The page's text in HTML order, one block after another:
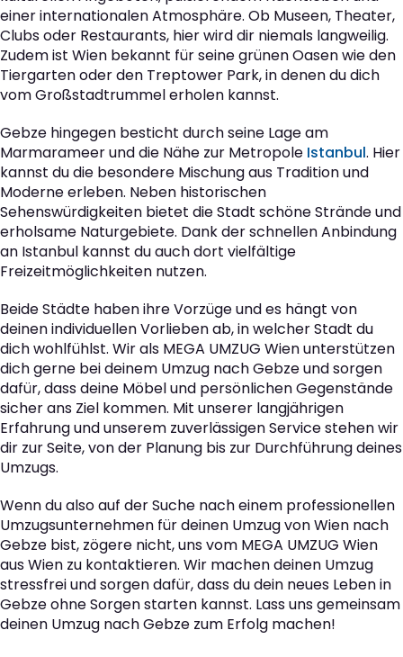
einer internationalen Atmosphäre. Ob Museen, Theater,
Clubs oder Restaurants, hier wird dir niemals langweilig.
Zudem ist Wien bekannt für seine grünen Oasen wie den
Tiergarten oder den Treptower Park, in denen du dich
vom Großstadtrummel erholen kannst.
Gebze hingegen besticht durch seine Lage am
Marmarameer und die Nähe zur Metropole Istanbul. Hier
kannst du die besondere Mischung aus Tradition und
Moderne erleben. Neben historischen
Sehenswürdigkeiten bietet die Stadt schöne Strände und
erholsame Naturgebiete. Dank der schnellen Anbindung
an Istanbul kannst du auch dort vielfältige
Freizeitmöglichkeiten nutzen.
Beide Städte haben ihre Vorzüge und es hängt von
deinen individuellen Vorlieben ab, in welcher Stadt du
dich wohlfühlst. Wir als MEGA UMZUG Wien unterstützen
dich gerne bei deinem Umzug nach Gebze und sorgen
dafür, dass deine Möbel und persönlichen Gegenstände
sicher ans Ziel kommen. Mit unserer langjährigen
Erfahrung und unserem zuverlässigen Service stehen wir
dir zur Seite, von der Planung bis zur Durchführung deines
Umzugs.
Wenn du also auf der Suche nach einem professionellen
Umzugsunternehmen für deinen Umzug von Wien nach
Gebze bist, zögere nicht, uns vom MEGA UMZUG Wien
aus Wien zu kontaktieren. Wir machen deinen Umzug
stressfrei und sorgen dafür, dass du dein neues Leben in
Gebze ohne Sorgen starten kannst. Lass uns gemeinsam
deinen Umzug nach Gebze zum Erfolg machen!